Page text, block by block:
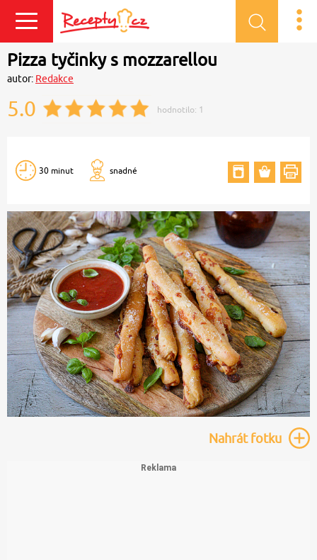
Pizza tyčinky s mozzarellou
autor: Redakce
5.0 hodnotilo: 1
30 minut snadné
Nahrátfotku